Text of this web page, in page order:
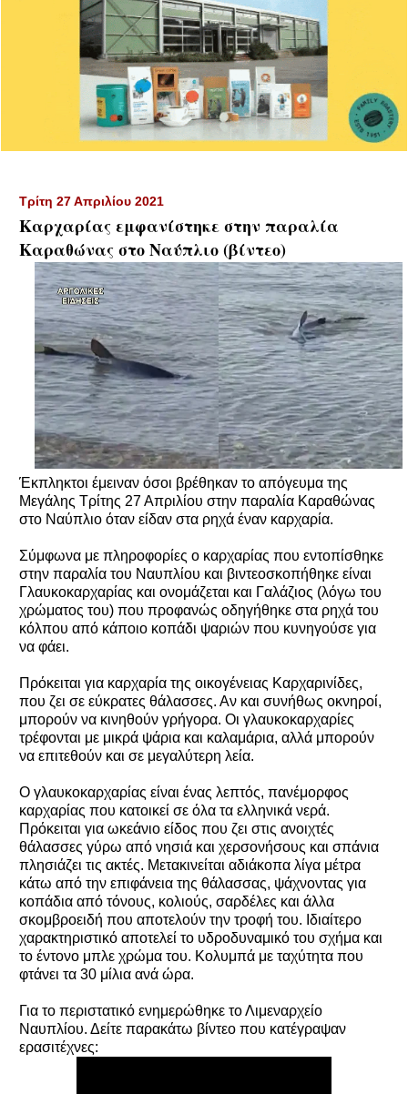
Τρίτη 27 Απριλίου 2021
Καρχαρίας εμφανίστηκε στην παραλία
Καραθώνας στο Ναύπλιο (βίντεο)
Έκπληκτοι έμειναν όσοι βρέθηκαν το απόγευμα της
Μεγάλης Τρίτης 27 Απριλίου στην παραλία Καραθώνας
στο Ναύπλιο όταν είδαν στα ρηχά έναν καρχαρία.
Σύμφωνα με πληροφορίες ο καρχαρίας που εντοπίσθηκε
στην παραλία του Ναυπλίου και βιντεοσκοπήθηκε είναι
Γλαυκοκαρχαρίας και ονομάζεται και Γαλάζιος (λόγω του
χρώματος του) που προφανώς οδηγήθηκε στα ρηχά του
κόλπου από κάποιο κοπάδι ψαριών που κυνηγούσε για
να φάει.
Πρόκειται για καρχαρία της οικογένειας Καρχαρινίδες,
που ζει σε εύκρατες θάλασσες. Αν και συνήθως οκνηροί,
μπορούν να κινηθούν γρήγορα. Οι γλαυκοκαρχαρίες
τρέφονται με μικρά ψάρια και καλαμάρια, αλλά μπορούν
να επιτεθούν και σε μεγαλύτερη λεία.
Ο γλαυκοκαρχαρίας είναι ένας λεπτός, πανέμορφος
καρχαρίας που κατοικεί σε όλα τα ελληνικά νερά.
Πρόκειται για ωκεάνιο είδος που ζει στις ανοιχτές
θάλασσες γύρω από νησιά και χερσονήσους και σπάνια
πλησιάζει τις ακτές. Μετακινείται αδιάκοπα λίγα μέτρα
κάτω από την επιφάνεια της θάλασσας, ψάχνοντας για
κοπάδια από τόνους, κολιούς, σαρδέλες και άλλα
σκομβροειδή που αποτελούν την τροφή του. Ιδιαίτερο
χαρακτηριστικό αποτελεί το υδροδυναμικό του σχήμα και
το έντονο μπλε χρώμα του. Κολυμπά με ταχύτητα που
φτάνει τα 30 μίλια ανά ώρα.
Για το περιστατικό ενημερώθηκε το Λιμεναρχείο
Ναυπλίου. Δείτε παρακάτω βίντεο που κατέγραψαν
ερασιτέχνες: